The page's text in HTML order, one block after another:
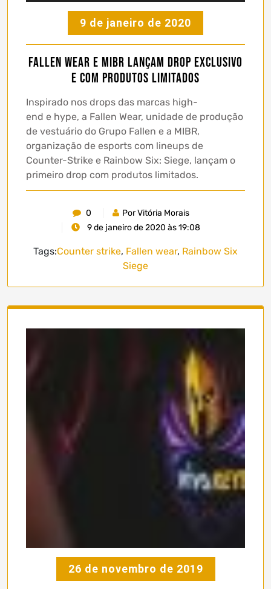
9 de janeiro de 2020
Fallen Wear e MIBR lançam drop exclusivo
e com produtos limitados
Inspirado nos drops das marcas high-
end e hype, a Fallen Wear, unidade de produção
de vestuário do Grupo Fallen e a MIBR,
organização de esports com lineups de
Counter-Strike e Rainbow Six: Siege, lançam o
primeiro drop com produtos limitados.
0
Por Vitória Morais
9 de janeiro de 2020 às 19:08
Tags:Counter strike, Fallen wear, Rainbow Six
Siege
26 de novembro de 2019